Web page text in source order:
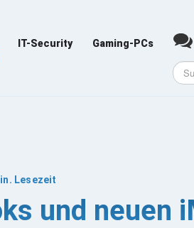
IT-Security Gaming-PCs
Lesezeit
und neuen